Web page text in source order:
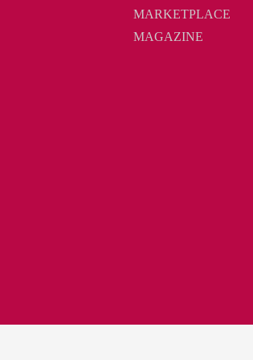
MARKETPLACE
MAGAZINE